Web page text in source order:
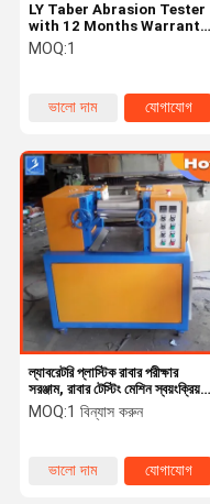
LY Taber Abrasion Tester
with 12 Months Warranty
ASTM
D4060/D4157/D1044
250g-1000g for Fabric
Abrasion Testing
MOQ:1
ভালো দাম যোগাযোগ
ল্যাবরেটরি প্লাস্টিক রাবার পরীক্ষার
সরঞ্জাম, রাবার টেস্টিং মেশিন স্বয়ংক্রিয়
ক্রমাঙ্কন
MOQ:1 বিন্যাস করুন
ভালো দাম যোগাযোগ